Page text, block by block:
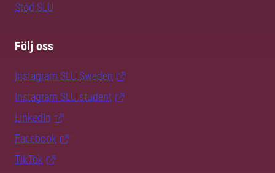
Stöd SLU
Följ oss
Instagram SLU.Sweden
Instagram SLU.student
LinkedIn
Facebook
TikTok